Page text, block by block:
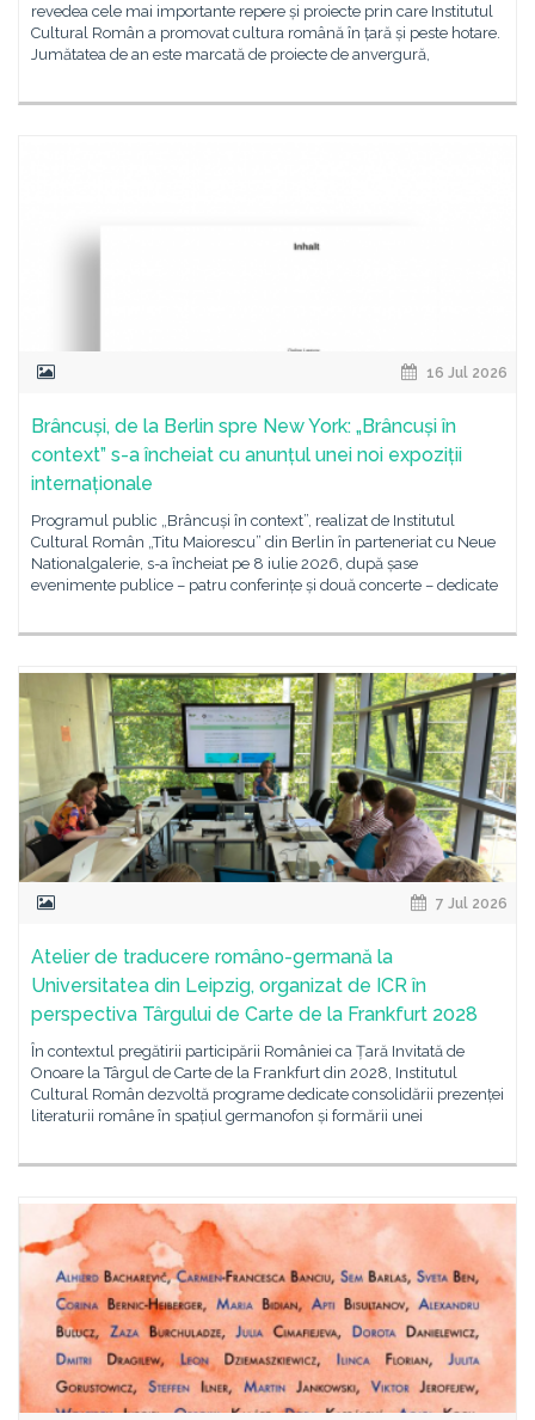
revedea cele mai importante repere și proiecte prin care Institutul
Cultural Român a promovat cultura română în țară și peste hotare.
Jumătatea de an este marcată de proiecte de anvergură,
16 Jul 2026
Brâncuși, de la Berlin spre New York: „Brâncuși în
context” s-a încheiat cu anunțul unei noi expoziții
internaționale
Programul public „Brâncuși în context”, realizat de Institutul
Cultural Român „Titu Maiorescu” din Berlin în parteneriat cu Neue
Nationalgalerie, s-a încheiat pe 8 iulie 2026, după șase
evenimente publice – patru conferințe și două concerte – dedicate
7 Jul 2026
Atelier de traducere româno-germană la
Universitatea din Leipzig, organizat de ICR în
perspectiva Târgului de Carte de la Frankfurt 2028
În contextul pregătirii participării României ca Țară Invitată de
Onoare la Târgul de Carte de la Frankfurt din 2028, Institutul
Cultural Român dezvoltă programe dedicate consolidării prezenței
literaturii române în spațiul germanofon și formării unei